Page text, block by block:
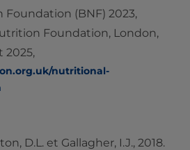
(BNF) 2023,
Foundation, London,
2025,
nutritional-
D.L. et Gallagher, I.J., 2018.